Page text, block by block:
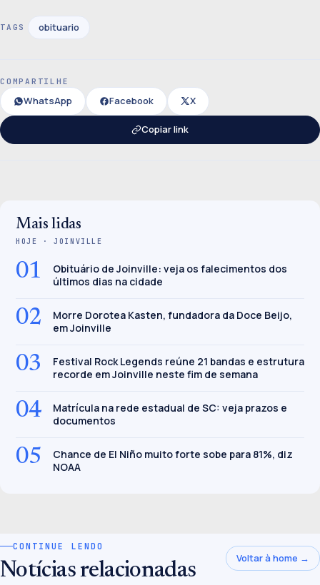
TAGS obituario
COMPARTILHE
WhatsApp Facebook X
Copiar link
Mais lidas
HOJE · JOINVILLE
01
Obituário de Joinville: veja os falecimentos dos
últimos dias na cidade
02
Morre Dorotea Kasten, fundadora da Doce Beijo,
em Joinville
03
Festival Rock Legends reúne 21 bandas e estrutura
recorde em Joinville neste fim de semana
04
Matrícula na rede estadual de SC: veja prazos e
documentos
05
Chance de El Niño muito forte sobe para 81%, diz
NOAA
CONTINUE LENDO
Notícias relacionadas
Voltar à home →